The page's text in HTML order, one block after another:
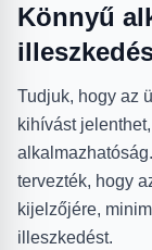
Könnyű
Tudjuk, hogy az
kihívást
tervezték, hogy
kijelzőjére,
illeszkedést.